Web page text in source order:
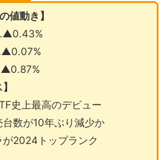
値動き】
史上最高のデビュー
台数が10年ぶり減少か
が2024トップランク